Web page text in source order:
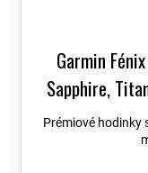
Garmin
Sapphire,
možnost
Prémiové hodinky